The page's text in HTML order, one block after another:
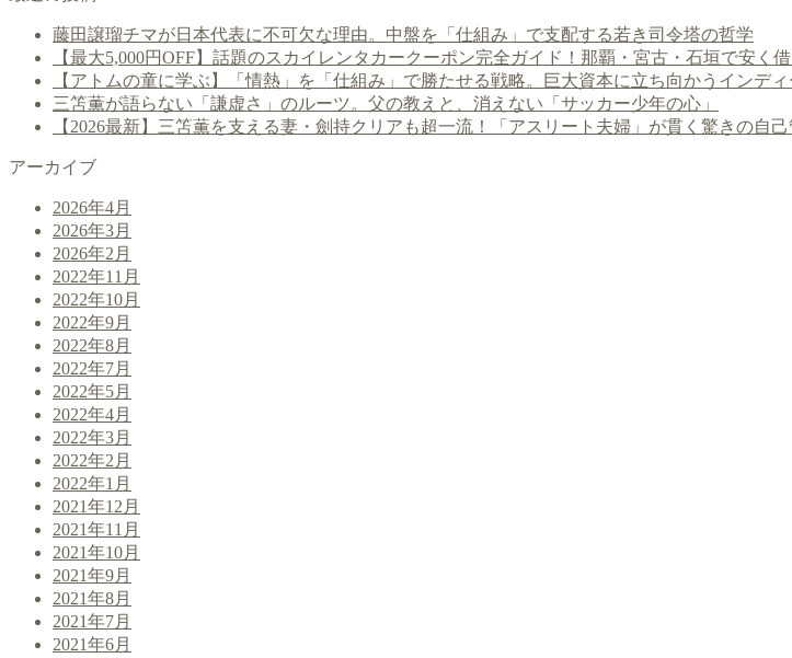
藤田譲瑠チマが日本代表に不可欠な理由。中盤を「仕組み」で支配する若き司令塔の哲学
【最大5,000円OFF】話題のスカイレンタカークーポン完全ガイド！那覇・宮古・石垣で安く
【アトムの童に学ぶ】「情熱」を「仕組み」で勝たせる戦略。巨大資本に立ち向かうインデ
三笘薫が語らない「謙虚さ」のルーツ。父の教えと、消えない「サッカー少年の心」
【2026最新】三笘薫を支える妻・劍持クリアも超一流！「アスリート夫婦」が貫く驚きの自
アーカイブ
2026年4月
2026年3月
2026年2月
2022年11月
2022年10月
2022年9月
2022年8月
2022年7月
2022年5月
2022年4月
2022年3月
2022年2月
2022年1月
2021年12月
2021年11月
2021年10月
2021年9月
2021年8月
2021年7月
2021年6月